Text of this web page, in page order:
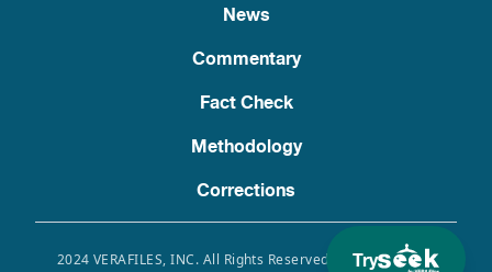
Try
News
Commentary
Fact Check
Methodology
Corrections
2024 VERAFILES, INC. All Rights Reserved. Use of this site